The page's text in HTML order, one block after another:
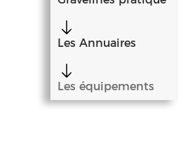
Les Annuaires
Les équipements